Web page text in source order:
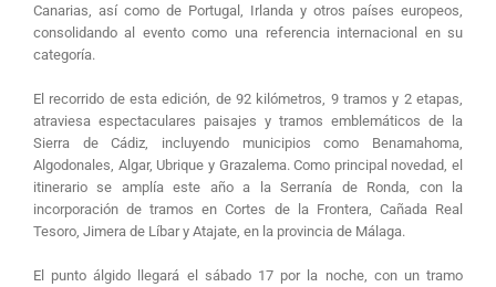
Canarias, así como de Portugal, Irlanda y otros países europeos,
consolidando al evento como una referencia internacional en su
categoría.
El recorrido de esta edición, de 92 kilómetros, 9 tramos y 2 etapas,
atraviesa espectaculares paisajes y tramos emblemáticos de la
Sierra de Cádiz, incluyendo municipios como Benamahoma,
Algodonales, Algar, Ubrique y Grazalema. Como principal novedad, el
itinerario se amplía este año a la Serranía de Ronda, con la
incorporación de tramos en Cortes de la Frontera, Cañada Real
Tesoro, Jimera de Líbar y Atajate, en la provincia de Málaga.
El punto álgido llegará el sábado 17 por la noche, con un tramo